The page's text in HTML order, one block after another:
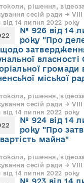
рішення,
сесій ради →
від 14 липня 2022 року
№ 926 від 14
року "Про
власності
міської
рішення,
сесій ради →
від 14 липня 2022 року
№ 924 від 14
року "Про
майна"
рішення,
сесій ради →
від 14 липня 2022 року